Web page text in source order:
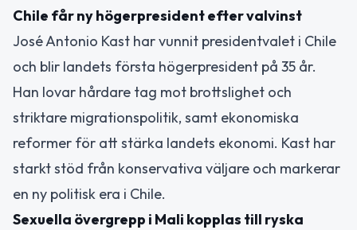
Chile får ny högerpresident efter valvinst
José Antonio Kast har vunnit presidentvalet i Chile
och blir landets första högerpresident på 35 år.
Han lovar hårdare tag mot brottslighet och
striktare migrationspolitik, samt ekonomiska
reformer för att stärka landets ekonomi. Kast har
starkt stöd från konservativa väljare och markerar
en ny politisk era i Chile.
Sexuella övergrepp i Mali kopplas till ryska